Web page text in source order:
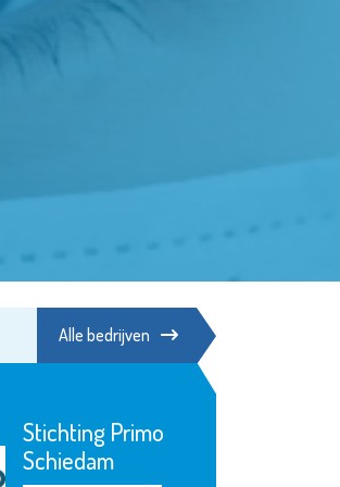
Alle bedrijven
Stichting Primo
Schiedam